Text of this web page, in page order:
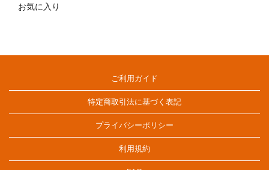
お気に入り
ご利用ガイド
特定商取引法に基づく表記
プライバシーポリシー
利用規約